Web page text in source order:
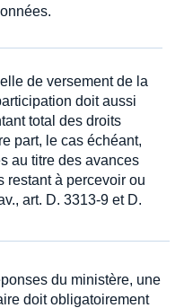
de versement de la
doit aussi
total des droits
part, le cas échéant,
au titre des avances
restant à percevoir ou
art. D. 3313-9 et D.
du ministère, une
doit obligatoirement